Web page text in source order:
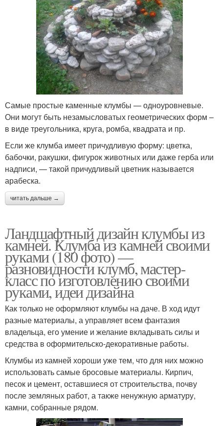
Самые простые каменные клумбы — одноуровневые.
Они могут быть незамысловатых геометрических форм –
в виде треугольника, круга, ромба, квадрата и пр.
Если же клумба имеет причудливую форму: цветка,
бабочки, ракушки, фигурок животных или даже герба или
надписи, — такой причудливый цветник называется
арабеска.
читать дальше →
Ландшафтный дизайн клумбы из
камней. Клумба из камней своими
руками (180 фото) —
разновидности клумб, мастер-
класс по изготовлению своими
руками, идеи дизайна
Как только не оформляют клумбы на даче. В ход идут
разные материалы, а управляет всем фантазия
владельца, его умение и желание вкладывать силы и
средства в оформительско-декоративные работы.
Клумбы из камней хороши уже тем, что для них можно
использовать самые бросовые материалы. Кирпич,
песок и цемент, оставшиеся от строительства, почву
после земляных работ, а также ненужную арматуру,
камни, собранные рядом.